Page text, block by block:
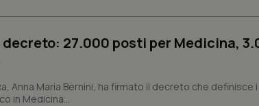
27.000 posti per Medicina,
Anna Maria Bernini, ha firmato il decreto che definisce
in Medicina...
5 mesi 4
Questo cookie viene utilizzato
impostazioni sulla privacy,